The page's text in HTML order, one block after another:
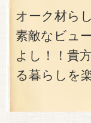
オーク材ら
素敵なビュ
よし！！貴
る暮らしを